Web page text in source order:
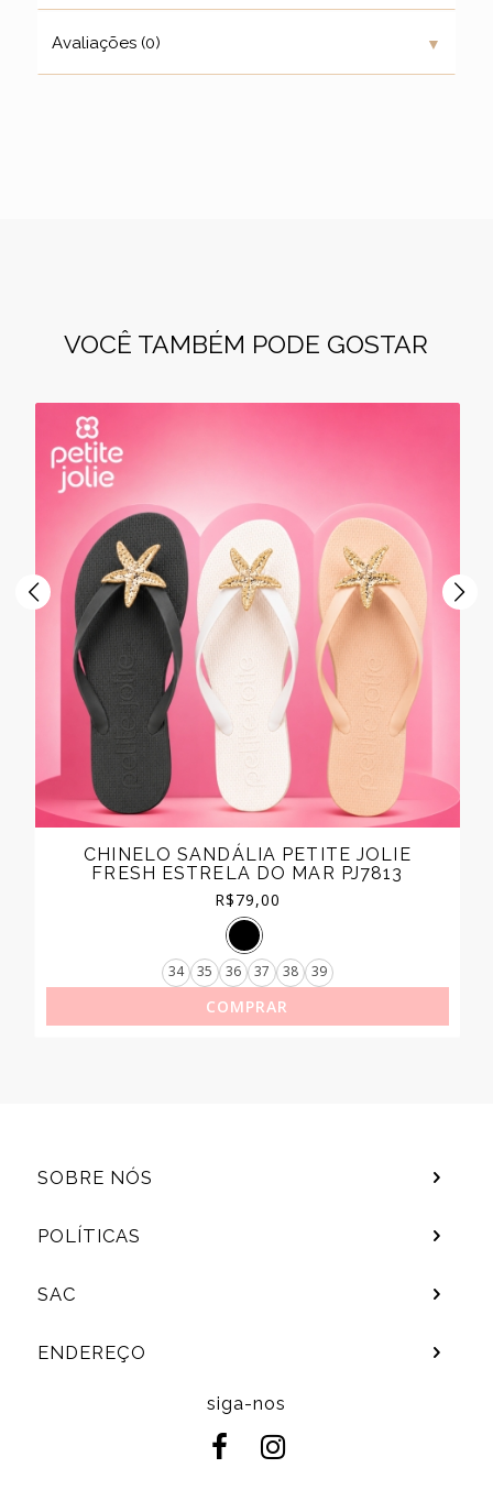
Avaliações (0) ▼
VOCÊ TAMBÉM PODE GOSTAR
CHINELO SANDÁLIA PETITE JOLIE
FRESH ESTRELA DO MAR PJ7813
R$79,00
34 35 36 37 38 39
COMPRAR
SOBRE NÓS
POLÍTICAS
SAC
ENDEREÇO
siga-nos